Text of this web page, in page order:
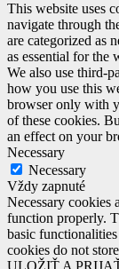
This website uses
navigate through
are categorized as
as essential for the
We also use third-
how you use this
browser only with
of these cookies.
an effect on your
Necessary
Necessary
Vždy zapnuté
Necessary cookies
function properly.
basic
cookies do not